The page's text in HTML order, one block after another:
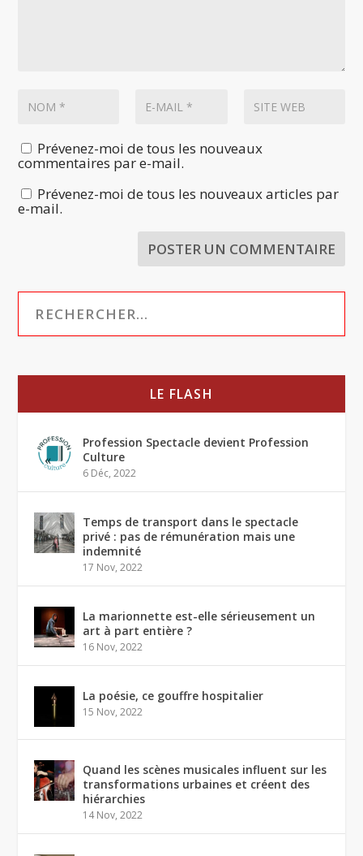
Prévenez-moi de tous les nouveaux
commentaires par e-mail.
Prévenez-moi de tous les nouveaux articles par
e-mail.
LE FLASH
Profession Spectacle devient Profession
Culture
6 Déc, 2022
Temps de transport dans le spectacle
privé : pas de rémunération mais une
indemnité
17 Nov, 2022
La marionnette est-elle sérieusement un
art à part entière ?
16 Nov, 2022
La poésie, ce gouffre hospitalier
15 Nov, 2022
Quand les scènes musicales influent sur les
transformations urbaines et créent des
hiérarchies
14 Nov, 2022